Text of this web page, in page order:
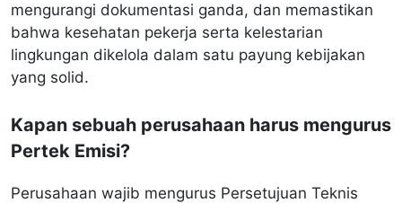
mengurangi dokumentasi ganda, dan memastikan
bahwa kesehatan pekerja serta kelestarian
lingkungan dikelola dalam satu payung kebijakan
yang solid.
Kapan sebuah perusahaan harus mengurus
Pertek Emisi?
Perusahaan wajib mengurus Persetujuan Teknis